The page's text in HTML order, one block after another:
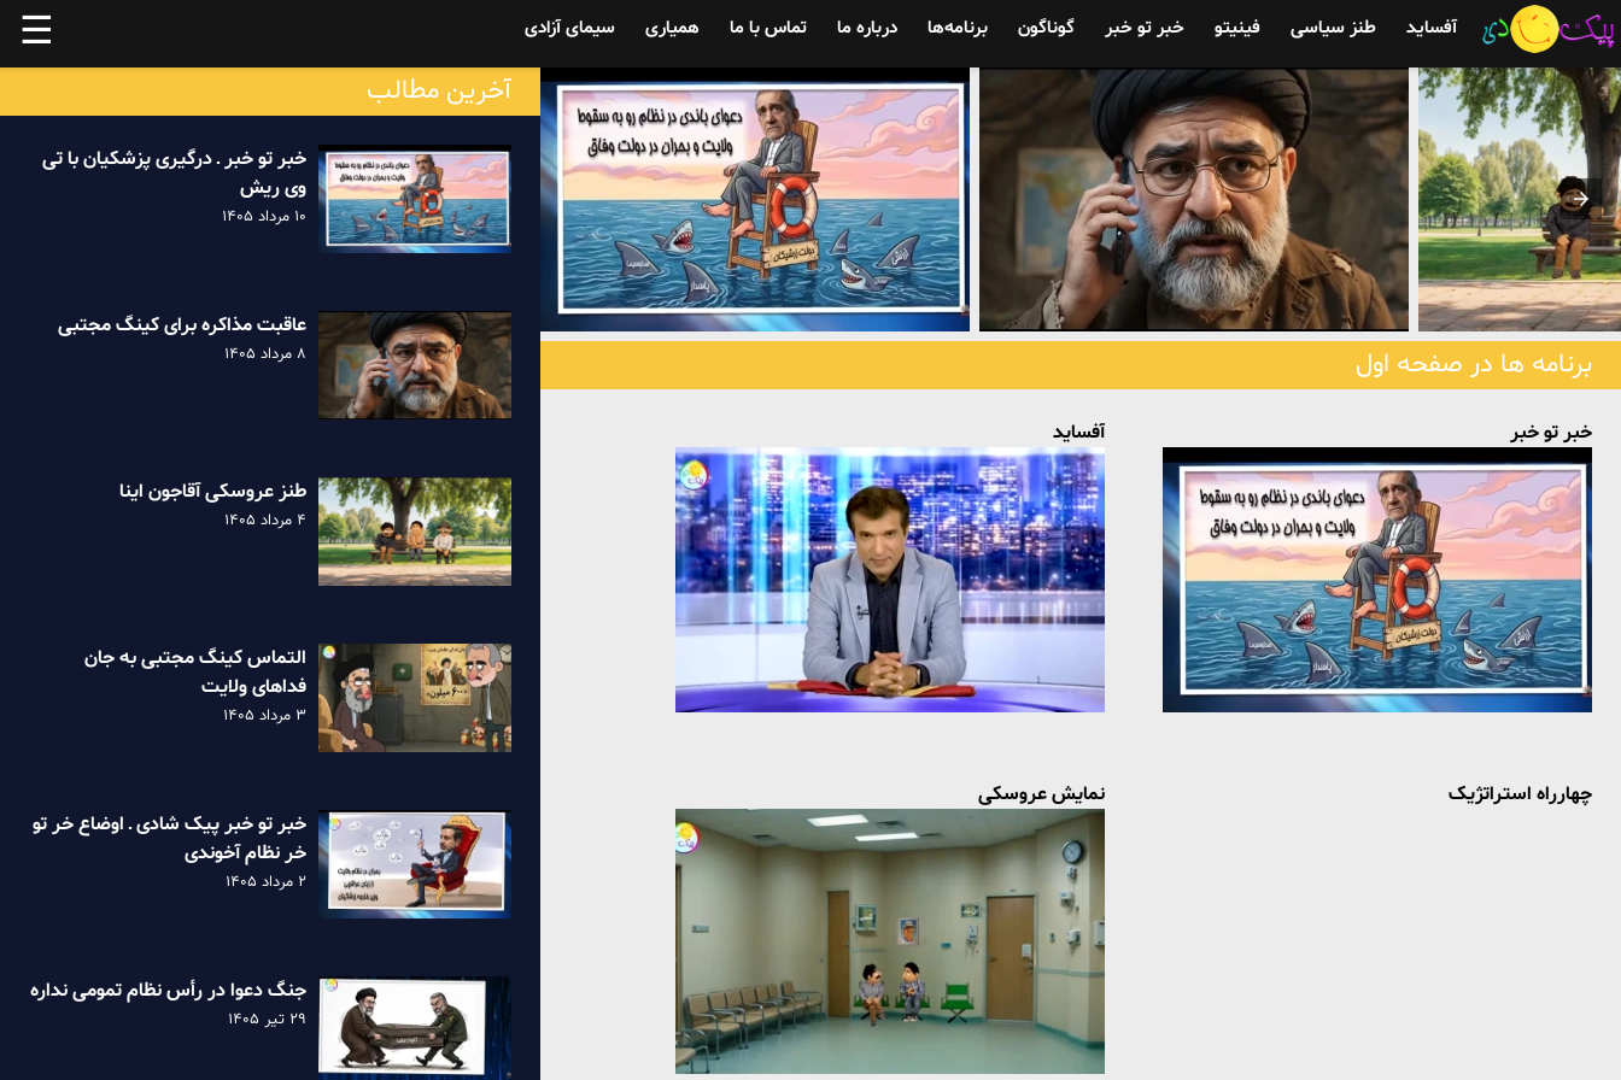
☰ آفساید طنز سیاسی فینیتو خبر تو خبر گوناگون برنامه‌ها درباره ما تماس با ما همیاری سیمای آزادی
برنامه ها در صفحه اول
خبر تو خبر آفساید
چهارراه استراتژیک نمایش عروسکی
آخرین مطالب
خبر تو خبر ـ درگیری پزشکیان با تی
وی ریش
۱۰ مرداد ۱۴۰۵
عاقبت مذاکره برای کینگ مجتبی
۸ مرداد ۱۴۰۵
طنز عروسکی آقاجون اینا
۴ مرداد ۱۴۰۵
التماس کینگ مجتبی به جان
فداهای ولایت
۳ مرداد ۱۴۰۵
خبر تو خبر پیک شادی ـ اوضاع خر تو
خر نظام آخوندی
۲ مرداد ۱۴۰۵
جنگ دعوا در رأس نظام تمومی نداره
۲۹ تیر ۱۴۰۵